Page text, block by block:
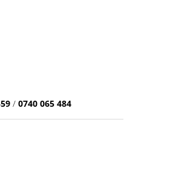
/ 0740 065 484